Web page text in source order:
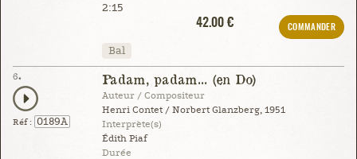
2:15
42.00 €
COMMANDER
Bal
6.
Réf : 0189A
Padam, padam... (en Do)
Auteur / Compositeur
Henri Contet / Norbert Glanzberg, 1951
Interprète(s)
Édith Piaf
Durée